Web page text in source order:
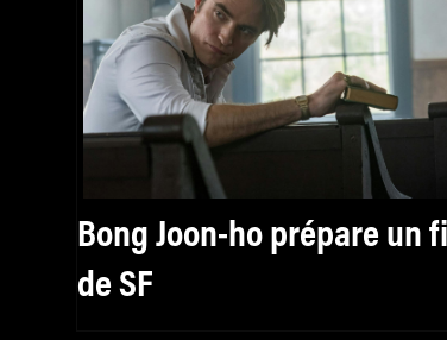
Bong Joon-ho prépare un
de SF